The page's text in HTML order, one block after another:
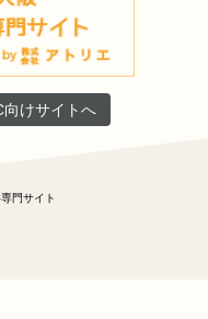
向けサイトへ
門サイト